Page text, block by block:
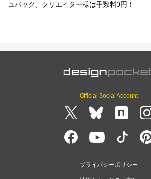
ュバック、クリエイター様は手数料0円！
Official Social Account
プライバシーポリシー